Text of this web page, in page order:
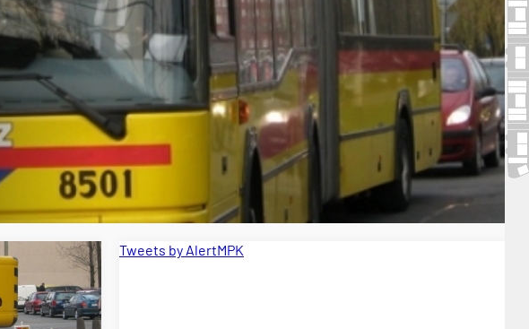
Tweets by AlertMPK